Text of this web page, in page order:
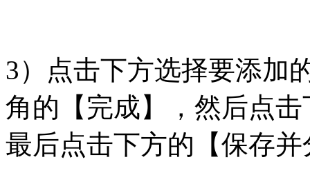
3）点击下方选择要添加
角的【完成】，然后点
最后点击下方的【保存